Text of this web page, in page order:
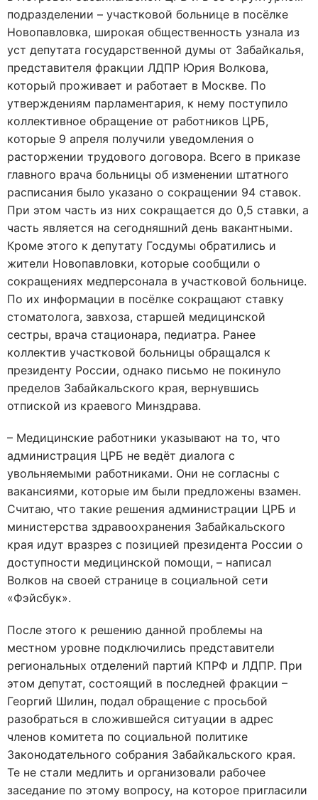
подразделении – участковой больнице в посёлке
Новопавловка, широкая общественность узнала из
уст депутата государственной думы от Забайкалья,
представителя фракции ЛДПР Юрия Волкова,
который проживает и работает в Москве. По
утверждениям парламентария, к нему поступило
коллективное обращение от работников ЦРБ,
которые 9 апреля получили уведомления о
расторжении трудового договора. Всего в приказе
главного врача больницы об изменении штатного
расписания было указано о сокращении 94 ставок.
При этом часть из них сокращается до 0,5 ставки, а
часть является на сегодняшний день вакантными.
Кроме этого к депутату Госдумы обратились и
жители Новопавловки, которые сообщили о
сокращениях медперсонала в участковой больнице.
По их информации в посёлке сокращают ставку
стоматолога, завхоза, старшей медицинской
сестры, врача стационара, педиатра. Ранее
коллектив участковой больницы обращался к
президенту России, однако письмо не покинуло
пределов Забайкальского края, вернувшись
отпиской из краевого Минздрава.
– Медицинские работники указывают на то, что
администрация ЦРБ не ведёт диалога с
увольняемыми работниками. Они не согласны с
вакансиями, которые им были предложены взамен.
Считаю, что такие решения администрации ЦРБ и
министерства здравоохранения Забайкальского
края идут вразрез с позицией президента России о
доступности медицинской помощи, – написал
Волков на своей странице в социальной сети
«Фэйсбук».
После этого к решению данной проблемы на
местном уровне подключились представители
региональных отделений партий КПРФ и ЛДПР. При
этом депутат, состоящий в последней фракции –
Георгий Шилин, подал обращение с просьбой
разобраться в сложившейся ситуации в адрес
членов комитета по социальной политике
Законодательного собрания Забайкальского края.
Те не стали медлить и организовали рабочее
заседание по этому вопросу, на которое пригласили